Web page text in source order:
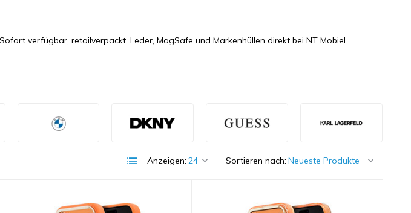
verfügbar, retailverpackt. Leder, MagSafe und Markenhüllen direkt bei NT Mobiel.
Anzeigen: Sortieren nach: